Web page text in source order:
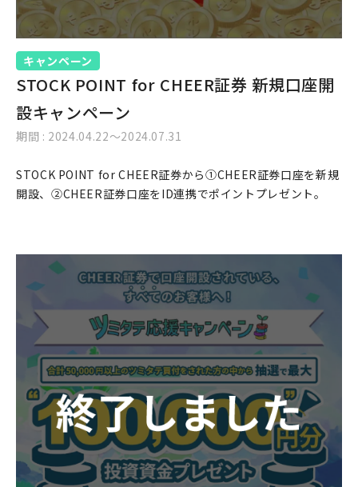
キャンペーン
STOCK POINT for CHEER証券 新規口座開
設キャンペーン
期間 : 2024.04.22〜2024.07.31
STOCK POINT for CHEER証券から①CHEER証券口座を新規
開設、②CHEER証券口座をID連携でポイントプレゼント。